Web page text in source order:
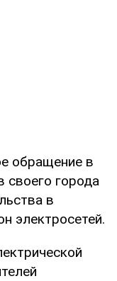
обращение в
своего города
в
электросетей.